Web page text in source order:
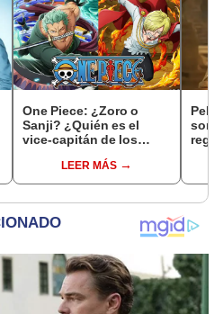
One Piece: ¿Zoro o
Sanji? ¿Quién es el
vice-capitán de los
LEER MÁS